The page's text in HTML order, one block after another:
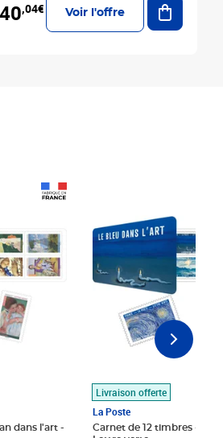
40,04€ Voir l'offre
dans l'art -
Livraison offerte
La Poste
Carnet de 12 timbres - Le